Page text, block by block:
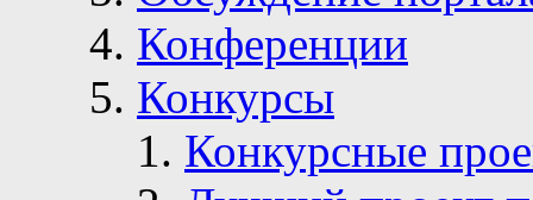
Конференции
Конкурсы
Конкурсные